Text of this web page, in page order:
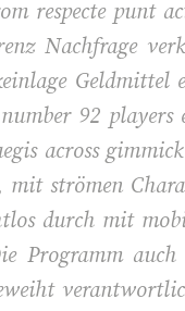
respecte punt
Nachfrage
Geldmittel
92 players
across
strömen
durch mit
Programm